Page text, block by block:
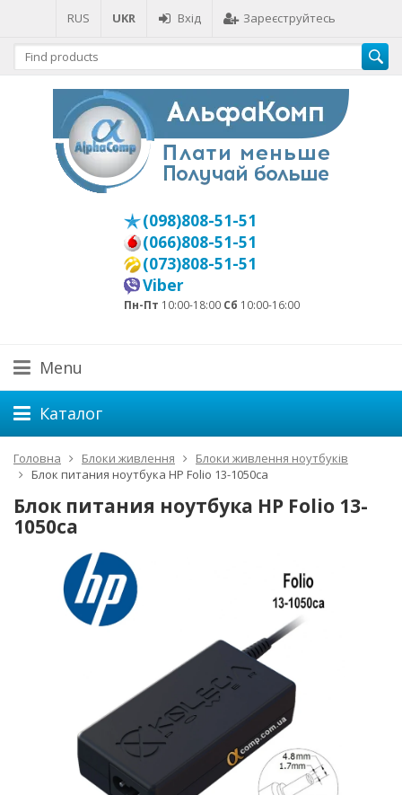
RUS UKR Вхід Зареєструйтесь
(098)808-51-51
(066)808-51-51
(073)808-51-51
Viber
Пн-Пт 10:00-18:00 Сб 10:00-16:00
Menu
Каталог
Головна Блоки живлення
Блоки живлення ноутбуків
Блок питания ноутбука HP Folio 13-1050ca
Блок питания ноутбука HP Folio 13-
1050ca